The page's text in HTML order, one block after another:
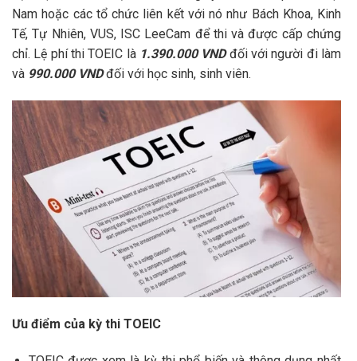
Nam hoặc các tổ chức liên kết với nó như Bách Khoa, Kinh
Tế, Tự Nhiên, VUS, ISC LeeCam để thi và được cấp chứng
chỉ. Lệ phí thi TOEIC là 1.390.000 VND đối với người đi làm
và 990.000 VNDđối với học sinh, sinh viên.
Ưu điểm của kỳ thi TOEIC